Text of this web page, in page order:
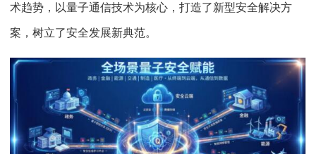
术趋势，以量子通信技术为核心，打造了新型安全解决方
案，树立了安全发展新典范。